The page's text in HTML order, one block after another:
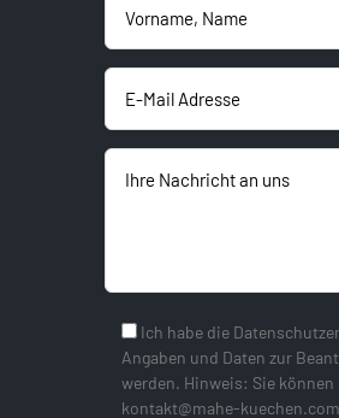
Ich habe die
Angaben und Daten zur
werden. Hinweis: Sie
kontakt@mahe-